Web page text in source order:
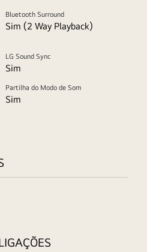
Bluetooth Surround
Sim (2 Way Playback)
LG Sound Sync
Sim
Partilha do Modo de Som
Sim